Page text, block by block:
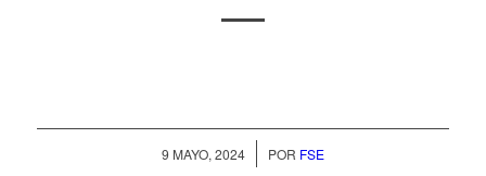
9 MAYO, 2024
/ POR FSE